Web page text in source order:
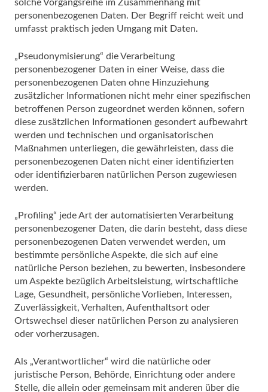
solche Vorgangsreihe im Zusammenhang mit
personenbezogenen Daten. Der Begriff reicht weit und
umfasst praktisch jeden Umgang mit Daten.
„Pseudonymisierung“ die Verarbeitung
personenbezogener Daten in einer Weise, dass die
personenbezogenen Daten ohne Hinzuziehung
zusätzlicher Informationen nicht mehr einer spezifischen
betroffenen Person zugeordnet werden können, sofern
diese zusätzlichen Informationen gesondert aufbewahrt
werden und technischen und organisatorischen
Maßnahmen unterliegen, die gewährleisten, dass die
personenbezogenen Daten nicht einer identifizierten
oder identifizierbaren natürlichen Person zugewiesen
werden.
„Profiling“ jede Art der automatisierten Verarbeitung
personenbezogener Daten, die darin besteht, dass diese
personenbezogenen Daten verwendet werden, um
bestimmte persönliche Aspekte, die sich auf eine
natürliche Person beziehen, zu bewerten, insbesondere
um Aspekte bezüglich Arbeitsleistung, wirtschaftliche
Lage, Gesundheit, persönliche Vorlieben, Interessen,
Zuverlässigkeit, Verhalten, Aufenthaltsort oder
Ortswechsel dieser natürlichen Person zu analysieren
oder vorherzusagen.
Als „Verantwortlicher“ wird die natürliche oder
juristische Person, Behörde, Einrichtung oder andere
Stelle, die allein oder gemeinsam mit anderen über die